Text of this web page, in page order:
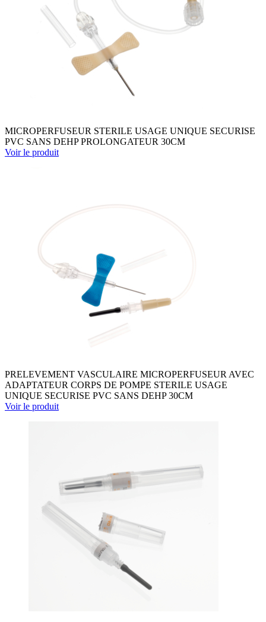
MICROPERFUSEUR STERILE USAGE UNIQUE SECURISE
PVC SANS DEHP PROLONGATEUR 30CM
Voir le produit
PRELEVEMENT VASCULAIRE MICROPERFUSEUR AVEC
ADAPTATEUR CORPS DE POMPE STERILE USAGE
UNIQUE SECURISE PVC SANS DEHP 30CM
Voir le produit